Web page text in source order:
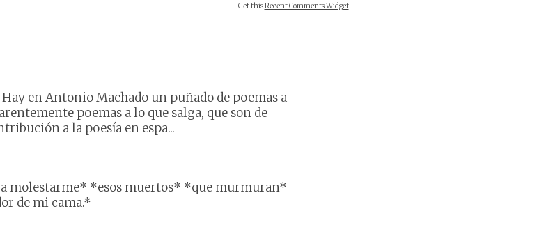
Get thisRecent Comments Widget
Hay en Antonio Machado un puñado de poemas a
poemas a lo que salga, que son de
a la poesía en espa...
molestarme* *esos muertos* *que murmuran*
de mi cama.*